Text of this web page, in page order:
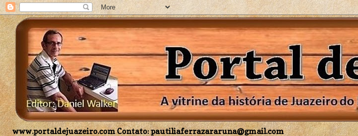
www.portaldejuazeiro.com Contato: pautiliaferrazararuna@gmail.com